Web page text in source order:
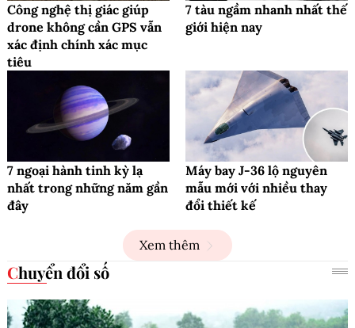
Công nghệ thị giác giúp
drone không cần GPS vẫn
xác định chính xác mục
tiêu
7 tàu ngầm nhanh nhất thế
giới hiện nay
7 ngoại hành tinh kỳ lạ
nhất trong những năm gần
đây
Máy bay J-36 lộ nguyên
mẫu mới với nhiều thay
đổi thiết kế
Xem thêm
Chuyển đổi số